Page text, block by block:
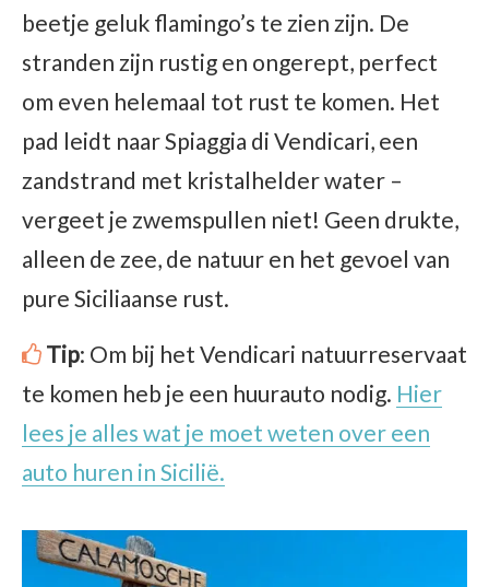
beetje geluk flamingo’s te zien zijn. De
stranden zijn rustig en ongerept, perfect
om even helemaal tot rust te komen. Het
pad leidt naar Spiaggia di Vendicari, een
zandstrand met kristalhelder water –
vergeet je zwemspullen niet! Geen drukte,
alleen de zee, de natuur en het gevoel van
pure Siciliaanse rust.
Tip: Om bij het Vendicari natuurreservaat
te komen heb je een huurauto nodig. Hier
lees je alles wat je moet weten over een
auto huren in Sicilië.